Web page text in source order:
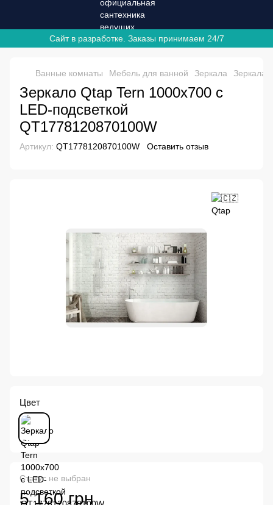
Сайт в разработке. Заказы принимаем 24/7
Ванные комнаты Мебель для ванной Зеркала
Зеркало Qtap Tern 1000х700 с
LED-подсветкой
QT1778120870100W
Артикул: QT1778120870100W Оставить отзыв
Цвет
Статус не выбран
5 160 грн